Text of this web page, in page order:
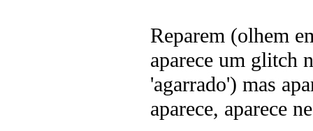
Reparem (olhem
aparece um glitch
'agarrado') mas
aparece, aparece